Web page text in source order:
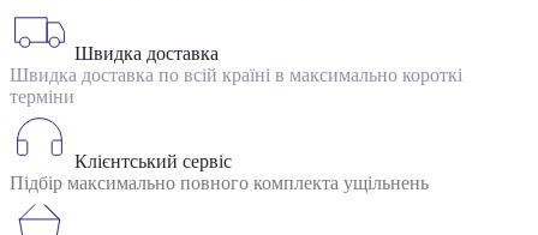
Швидка доставка
Швидка доставка по всій країні в максимально короткі
терміни
Клієнтський сервіс
Підбір максимально повного комплекта ущільнень